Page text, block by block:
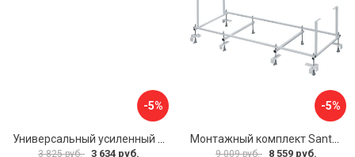
-5%
3 825 руб. 3 634 руб.
-5%
9 009 руб. 8 559 руб.